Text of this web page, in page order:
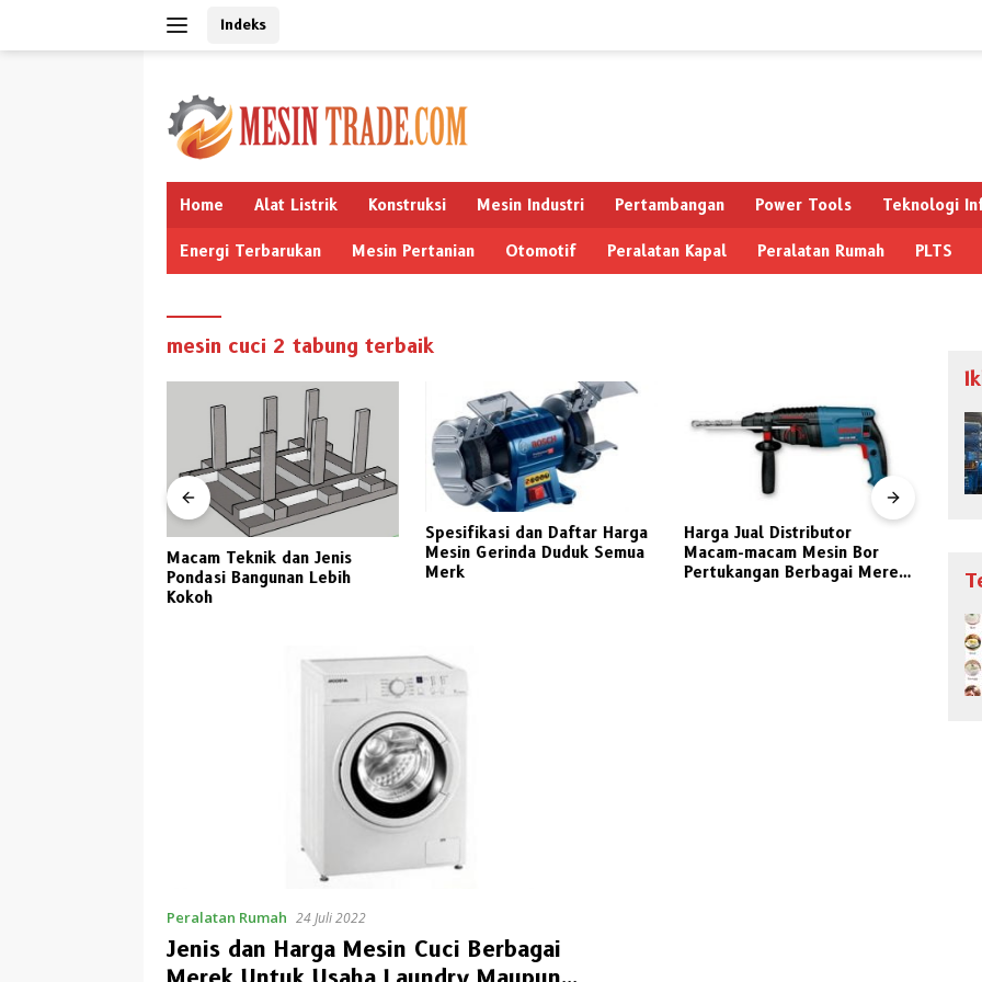
Indeks
Home Alat Listrik Konstruksi Mesin Industri Pertambangan Power Tools Teknologi
Energi Terbarukan Mesin Pertanian Otomotif Peralatan Kapal Peralatan Rumah PLTS
mesin cuci 2 tabung terbaik
Macam Teknik dan Jenis
Pondasi Bangunan Lebih
Kokoh
Spesifikasi dan Daftar Harga
Mesin Gerinda Duduk Semua
Merk
Harga Jual Distributor
Macam-macam Mesin Bor
Pertukangan Berbagai Merek
Peralatan Rumah 24 Juli 2022
Jenis dan Harga Mesin Cuci Berbagai